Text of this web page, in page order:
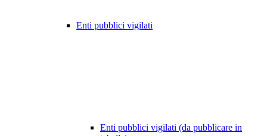
Enti pubblici vigilati
Enti pubblici vigilati (da pubblicare in